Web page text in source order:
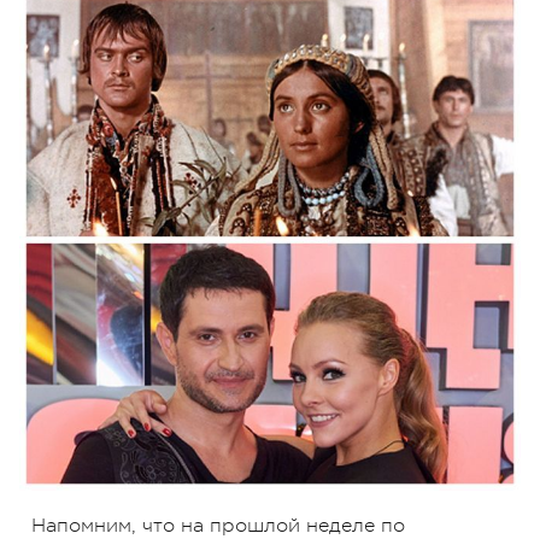
Напомним, что на прошлой неделе по